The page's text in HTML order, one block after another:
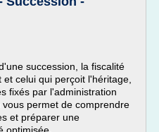
succession, la fiscalité
celui qui perçoit l'héritage,
fixés par l'administration
permet de comprendre
et préparer une